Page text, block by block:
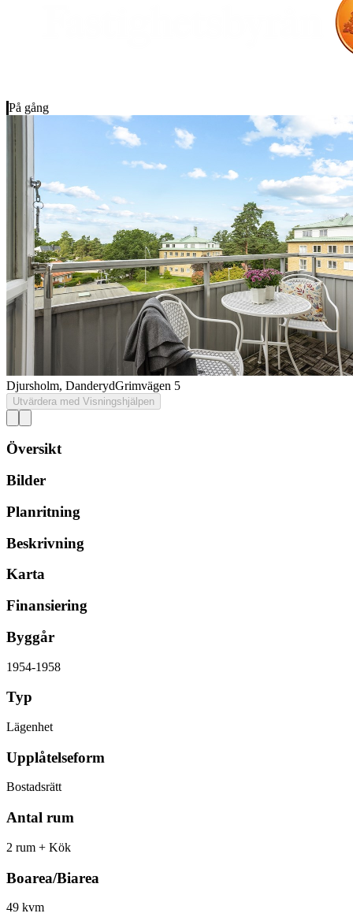
På gång
Djursholm, DanderydGrimvägen 5
Utvärdera med Visningshjälpen
Översikt
Bilder
Planritning
Beskrivning
Karta
Finansiering
Byggår
1954-1958
Typ
Lägenhet
Upplåtelseform
Bostadsrätt
Antal rum
2 rum + Kök
Boarea/Biarea
49 kvm